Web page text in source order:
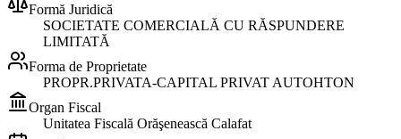
Formă Juridică
SOCIETATE COMERCIALĂ CU RĂSPUNDERE
LIMITATĂ
Forma de Proprietate
PROPR.PRIVATA-CAPITAL PRIVAT AUTOHTON
Organ Fiscal
Unitatea Fiscală Orăşenească Calafat